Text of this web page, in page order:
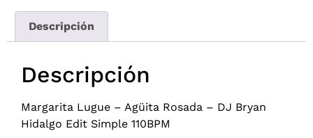
Descripción
Descripción
Margarita Lugue – Agüita Rosada – DJ Bryan
Hidalgo Edit Simple 110BPM